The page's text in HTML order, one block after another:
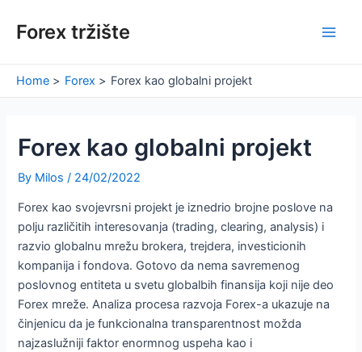
Forex tržište
Home Forex Forex kao globalni projekt
Forex kao globalni projekt
By Milos/ 24/02/2022
Forex kao svojevrsni projekt je iznedrio brojne poslove na
polju različitih interesovanja (trading, clearing, analysis) i
razvio globalnu mrežu brokera, trejdera, investicionih
kompanija i fondova. Gotovo da nema savremenog
poslovnog entiteta u svetu globalbih finansija koji nije deo
Forex mreže. Analiza procesa razvoja Forex-a ukazuje na
činjenicu da je funkcionalna transparentnost možda
najzaslužniji faktor enormnog uspeha kao i